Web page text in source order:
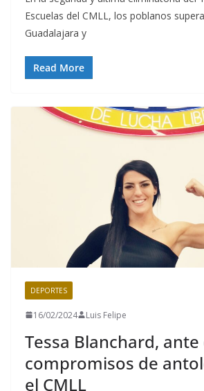
Escuelas del CMLL, los poblanos
Guadalajara y
Read More
DEPORTES
16/02/2024 Luis Felipe
Tessa Blanchard, ante
compromisos de
el CMLL